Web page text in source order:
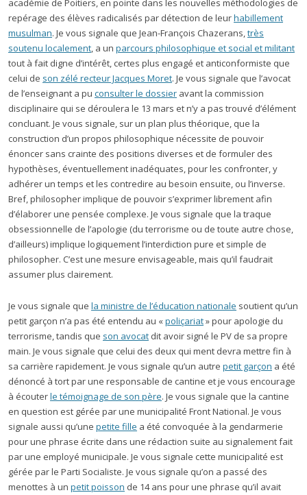
académie de Poitiers, en pointe dans les nouvelles méthodologies de
repérage des élèves radicalisés par détection de leurhabillement
musulman. Je vous signale que Jean-François Chazerans,très
soutenu localement, a un parcours philosophique et social et militant
tout à fait digne d’intérêt, certes plus engagé et anticonformiste que
celui de son zélé recteur Jacques Moret. Je vous signale que l’avocat
de l’enseignant a pu consulter le dossier avant la commission
disciplinaire qui se déroulera le 13 mars et n’y a pas trouvé d’élément
concluant. Je vous signale, sur un plan plus théorique, que la
construction d’un propos philosophique nécessite de pouvoir
énoncer sans crainte des positions diverses et de formuler des
hypothèses, éventuellement inadéquates, pour les confronter, y
adhérer un temps et les contredire au besoin ensuite, ou l’inverse.
Bref, philosopher implique de pouvoir s’exprimer librement afin
d’élaborer une pensée complexe. Je vous signale que la traque
obsessionnelle de l’apologie (du terrorisme ou de toute autre chose,
d’ailleurs) implique logiquement l’interdiction pure et simple de
philosopher. C’est une mesure envisageable, mais qu’il faudrait
assumer plus clairement.
Je vous signale que la ministre de l’éducation nationale soutient qu’un
petit garçon n’a pas été entendu au «poliçariat» pour apologie du
terrorisme, tandis que son avocat dit avoir signé le PV de sa propre
main. Je vous signale que celui des deux qui ment devra mettre fin à
sa carrière rapidement. Je vous signale qu’un autre petit garçon a été
dénoncé à tort par une responsable de cantine et je vous encourage
à écouterle témoignage de son père. Je vous signale que la cantine
en question est gérée par une municipalité Front National. Je vous
signale aussi qu’une petite fille a été convoquée à la gendarmerie
pour une phrase écrite dans une rédaction suite au signalement fait
par une employé municipale. Je vous signale cette municipalité est
gérée par le Parti Socialiste. Je vous signale qu’on a passé des
menottes à un petit poisson de 14 ans pour une phrase qu’il avait